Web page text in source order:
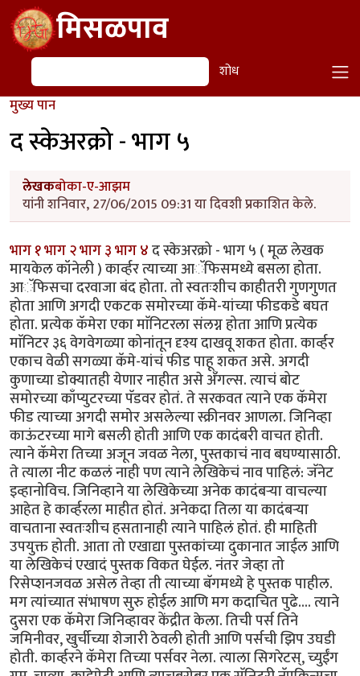
Skip to main contentमिसळपाव
शोध शोध
मुख्य पान
द स्केअरक्रो - भाग ‍५
लेखकबोका-ए-आझम
यांनी शनिवार, 27/06/2015 09:31 या दिवशी प्रकाशित केले.
भाग १भाग २भाग ३भाग ४द स्केअरक्रो - भाग ‍५ ( मूळ लेखक
मायकेल कॉनेली ) कार्व्हर त्याच्या आॅफिसमध्ये बसला होता.
आॅफिसचा दरवाजा बंद होता. तो स्वतःशीच काहीतरी गुणगुणत
होता आणि अगदी एकटक समोरच्या कॅमे-यांच्या फीडकडे बघत
होता. प्रत्येक कॅमेरा एका माॅनिटरला संलग्न होता आणि प्रत्येक
माॅनिटर ३६ वेगवेगळ्या कोनांतून दृश्य दाखवू शकत होता. कार्व्हर
एकाच वेळी सगळ्या कॅमे-यांचं फीड पाहू शकत असे. अगदी
कुणाच्या डोक्यातही येणार नाहीत असे अँगल्स. त्याचं बोट
समोरच्या काँप्युटरच्या पॅडवर होतं. ते सरकवत त्याने एक कॅमेरा
फीड त्याच्या अगदी समोर असलेल्या स्क्रीनवर आणला. जिनिव्हा
काऊंटरच्या मागे बसली होती आणि एक कादंबरी वाचत होती.
त्याने कॅमेरा तिच्या अजून जवळ नेला, पुस्तकाचं नाव बघण्यासाठी.
ते त्याला नीट कळलं नाही पण त्याने लेखिकेचं नाव पाहिलं: जॅनेट
इव्हानोविच. जिनिव्हाने या लेखिकेच्या अनेक कादंबऱ्या वाचल्या
आहेत हे कार्व्हरला माहीत होतं. अनेकदा तिला या कादंबऱ्या
वाचताना स्वतःशीच हसतानाही त्याने पाहिलं होतं. ही माहिती
उपयुक्त होती. आता तो एखाद्या पुस्तकांच्या दुकानात जाईल आणि
या लेखिकेचं एखादं पुस्तक विकत घेईल. नंतर जेव्हा तो
रिसेप्शनजवळ असेल तेव्हा ती त्याच्या बॅगमध्ये हे पुस्तक पाहील.
मग त्यांच्यात संभाषण सुरु होईल आणि मग कदाचित पुढे.... त्याने
दुसरा एक कॅमेरा जिनिव्हावर केंद्रीत केला. तिची पर्स तिने
जमिनीवर, खुर्चीच्या शेजारी ठेवली होती आणि पर्सची झिप उघडी
होती. कार्व्हरने कॅमेरा तिच्या पर्सवर नेला. त्याला सिगरेटस्, च्युईंग